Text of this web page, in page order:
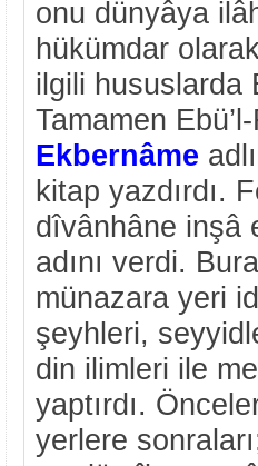
onu dünyâya
hükümdar
ilgili hususlarda
Tamamen
Ekbernâme
kitap yazdırdı.
dîvânhâne inşâ
adını verdi.
münazara yeri
şeyhleri,
din ilimleri ile
yaptırdı.
yerlere